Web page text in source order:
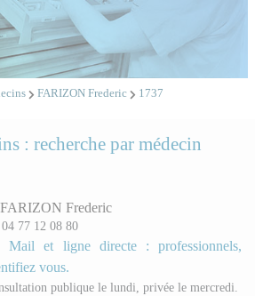
FARIZON Frederic 1737
: recherche par médecin
Frederic
04 77 12 08 80
Mail et ligne directe : professionnels,
vous.
publique le lundi, privée le mercredi.